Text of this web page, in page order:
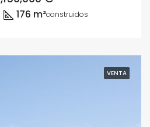
176 m²construidos
VENTA